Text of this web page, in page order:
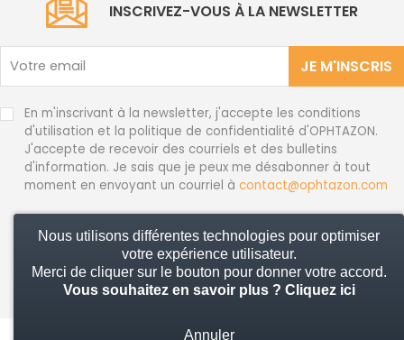
INSCRIVEZ-VOUS À LA NEWSLETTER
JE M'INSCRIS
En m'inscrivant à la newsletter, j'accepte les conditions
d'utilisation et la politique de confidentialité d'OPHTAZON.
J'accepte de recevoir des courriels et des bulletins
d'information. Je sais que je peux me désabonner à tout
moment en envoyant un courriel à contact@ophtazon.com
© 2026 Ophtazon - Tous droits réservés
Nous utilisons différentes technologies pour optimiser
votre expérience utilisateur.
Merci de cliquer sur le bouton pour donner votre accord.
Vous souhaitez en savoir plus ? Cliquez ici
Annuler